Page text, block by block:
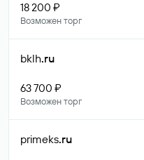
18 200 ₽
Возможен торг
bklh.ru
63 700 ₽
Возможен торг
primeks.ru